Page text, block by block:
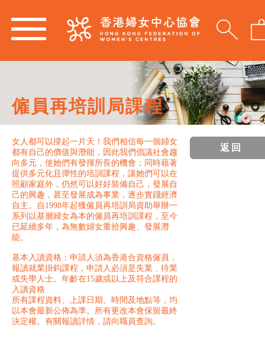
僱員再培訓局課程
女人都可以撐起一片天！我們相信每一個婦女
都有自己的價值與潛能，因此我們倡議社會趨
向多元，使她們有發揮所長的機會；同時藉著
提供多元化且彈性的培訓課程，讓她們可以在
照顧家庭外，仍然可以好好裝備自己，發展自
己的興趣，甚至發展成為事業，逐步實踐經濟
自主。自1998年起獲僱員再培訓局資助舉辦一
系列以基層婦女為本的僱員再培訓課程，至今
已延續多年，為無數婦女重拾興趣、發展潛
能。
基本入讀資格：申請人須為香港合資格僱員，
報讀就業掛鈎課程，申請人必須是失業﹑待業
或失學人士。年齡在15歲或以上及符合課程的
入讀資格
所有課程資料、上課日期、時間及地點等，均
以本會最新公佈為準。所有更改本會保留最終
決定權。有關報讀詳情，請向職員查詢。
返回